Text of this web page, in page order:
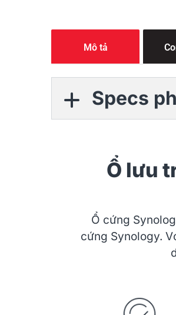
Mô tả
Specs
Ổ lưu
Ổ cứng
cứng Synology.